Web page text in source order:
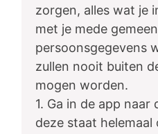
zorgen, alles wat je
met je mede
persoonsgegevens
zullen nooit buiten
mogen worden.
1. Ga in de app naar
deze staat